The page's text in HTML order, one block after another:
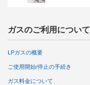
ガスのご利用について
LPガスの概要
ご使用開始/停止の手続き
ガス料金について